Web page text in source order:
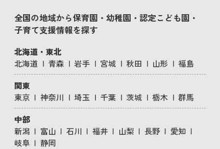
全国の地域から保育園・幼稚園・認定こども園・
子育て支援情報を探す
北海道・東北
北海道
青森 岩手 宮城 秋田 山形
福島
関東
東京
神奈川 埼玉 千葉 茨城 栃木
群馬
中部
新潟
富山 石川 福井 山梨 長野
愛知
岐阜
静岡